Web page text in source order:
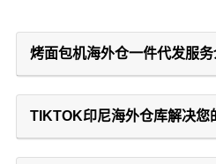
烤面包机海外仓一件代发服
TIKTOK印尼海外仓库解决您